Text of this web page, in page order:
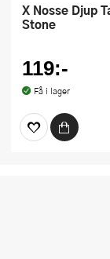
x Nosse Djup Tallrik 23 cm Smooth
Stone
119:-
Få i lager